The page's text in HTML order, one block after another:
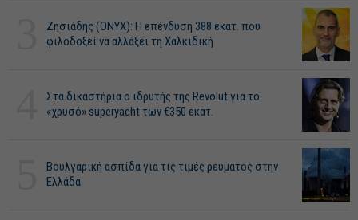
Ζησιάδης (ONYX): Η επένδυση 388 εκατ. που
φιλοδοξεί να αλλάξει τη Χαλκιδική
Στα δικαστήρια ο ιδρυτής της Revolut για το
«χρυσό» superyacht των €350 εκατ.
Βουλγαρική ασπίδα για τις τιμές ρεύματος στην
Ελλάδα